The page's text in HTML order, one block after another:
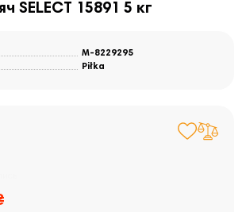
SELECT 15891 5 кг
M-8229295
Piłka